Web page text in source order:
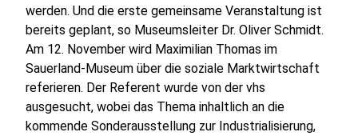
werden. Und die erste gemeinsame Veranstaltung ist
bereits geplant, so Museumsleiter Dr. Oliver Schmidt.
Am 12. November wird Maximilian Thomas im
Sauerland-Museum über die soziale Marktwirtschaft
referieren. Der Referent wurde von der vhs
ausgesucht, wobei das Thema inhaltlich an die
kommende Sonderausstellung zur Industrialisierung,